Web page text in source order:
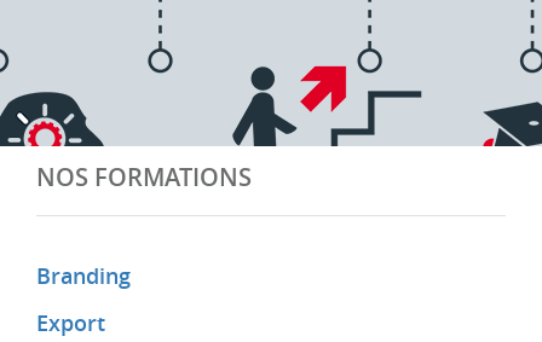
NOS FORMATIONS
Branding
Export